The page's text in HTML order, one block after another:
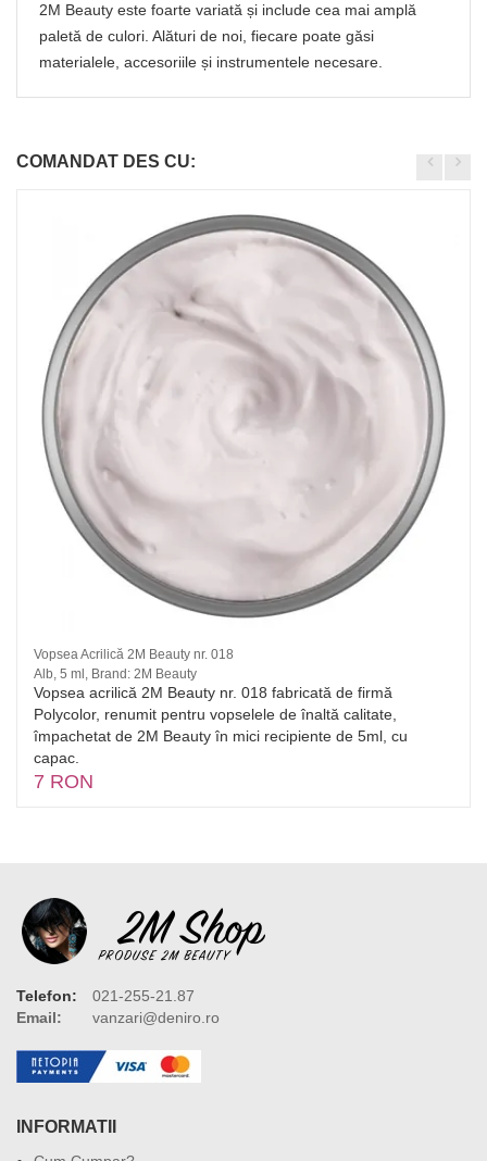
2M Beauty este foarte variată și include cea mai amplă
paletă de culori. Alături de noi, fiecare poate găsi
materialele, accesoriile și instrumentele necesare.
COMANDAT DES CU:
Vopsea Acrilică 2M Beauty nr. 018
Alb, 5 ml, Brand: 2M Beauty
Vopsea acrilică 2M Beauty nr. 018 fabricată de firmă
Polycolor, renumit pentru vopselele de înaltă calitate,
împachetat de 2M Beauty în mici recipiente de 5ml, cu
capac.
7 RON
Telefon:
021-255-21.87
Email:
vanzari@deniro.ro
INFORMATII